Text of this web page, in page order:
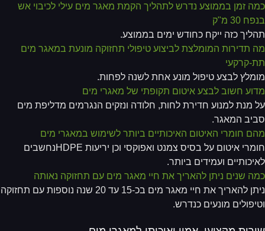
זמן בממוצע נדרש לתהליך הקמת מאגר מים עילי לכיבוי אש
30 מ"ק
כזה ייקח כחודש ימים בממוצע.
תדירות המומלצת לביצוע טיפולי תחזוקה מונעת במאגר מים
קרקעי
לבצע טיפול מונע אחת לשנה לפחות.
חשוב לבצע איטום תקופתי של מאגרי מים
מנת למנוע חדירת לחות, חלודה ונזקים הנגרמים מדליפת מים
המאגר.
חומרי האיטום האיכותיים ביותר לשימוש במאגרי מים
חומרי איטום על בסיס צמנט ואפוקסי וכן יריעות HDPEנחשבים
ועמידים ביותר.
שנים ניתן להאריך את חיי מאגר מים עם תחזוקה נאותה
ניתן להאריך את חיי מאגר מים בכ-15 עד 20 שנה נוספות עם תחזוקה
מונעים כנדרש.